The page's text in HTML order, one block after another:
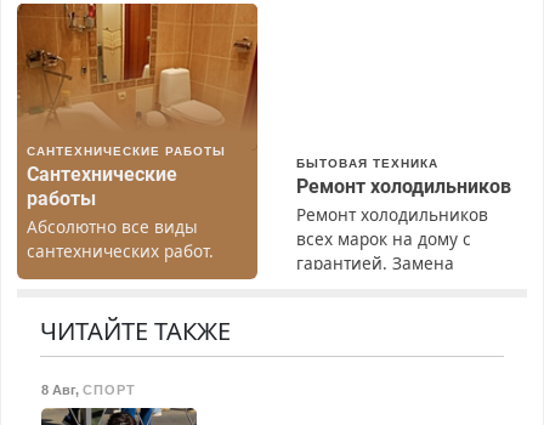
гарантией. Все р-ны.
Срочно. Без выходных.
Пенсионерам – скидки до
40%. Мастер со стажем.
Ежемесячно
выплачивается денежная
премия. Возможно
бесплатное обучение,
получение документов,
125000 руб.
САНТЕХНИЧЕСКИЕ РАБОТЫ
Сантехнические
работы
Абсолютно все виды
сантехнических работ.
Быстро. Качественно.
БЫТОВАЯ ТЕХНИКА
Ремонт холодильников
Ремонт холодильников
всех марок на дому с
гарантией. Замена
Вызов бесплатный.
ЧИТАЙТЕ ТАКЖЕ
8 Авг, СПОРТ